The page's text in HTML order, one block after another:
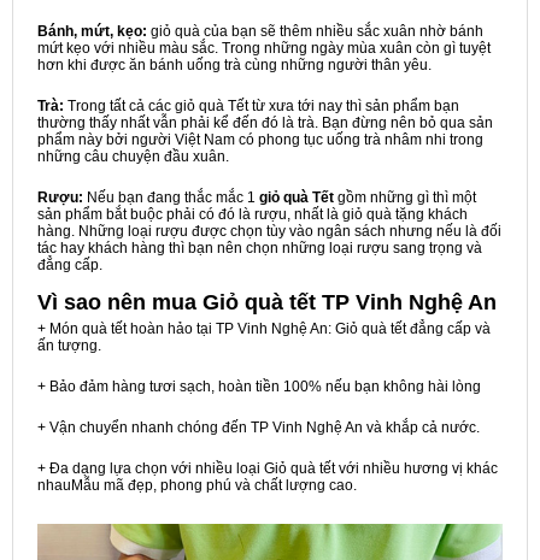
Bánh, mứt, kẹo: giỏ quà của bạn sẽ thêm nhiều sắc xuân nhờ bánh
mứt kẹo với nhiều màu sắc. Trong những ngày mùa xuân còn gì tuyệt
hơn khi được ăn bánh uống trà cùng những người thân yêu.
Trà: Trong tất cả các giỏ quà Tết từ xưa tới nay thì sản phẩm bạn
thường thấy nhất vẫn phải kể đến đó là trà. Bạn đừng nên bỏ qua sản
phẩm này bởi người Việt Nam có phong tục uống trà nhâm nhi trong
những câu chuyện đầu xuân.
Rượu: Nếu bạn đang thắc mắc 1 giỏ quà Tết gồm những gì thì một
sản phẩm bắt buộc phải có đó là rượu, nhất là giỏ quà tặng khách
hàng. Những loại rượu được chọn tùy vào ngân sách nhưng nếu là đối
tác hay khách hàng thì bạn nên chọn những loại rượu sang trọng và
đẳng cấp.
Vì sao nên mua Giỏ quà tết TP Vinh Nghệ An
+ Món quà tết hoàn hảo tại TP Vinh Nghệ An: Giỏ quà tết đẳng cấp và
ấn tượng.
+ Bảo đảm hàng tươi sạch, hoàn tiền 100% nếu bạn không hài lòng
+ Vận chuyển nhanh chóng đến TP Vinh Nghệ An và khắp cả nước.
+ Đa dạng lựa chọn với nhiều loại Giỏ quà tết với nhiều hương vị khác
nhauMẫu mã đẹp, phong phú và chất lượng cao.